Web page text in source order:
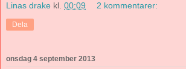
Linas drake kl. 00:09 2 kommentarer:
Dela
onsdag 4 september 2013